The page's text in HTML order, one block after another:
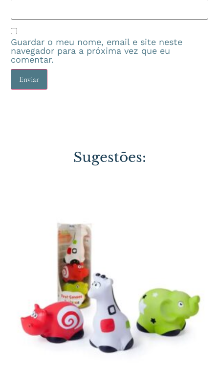
Guardar o meu nome, email e site neste
navegador para a próxima vez que eu
comentar.
Sugestões: